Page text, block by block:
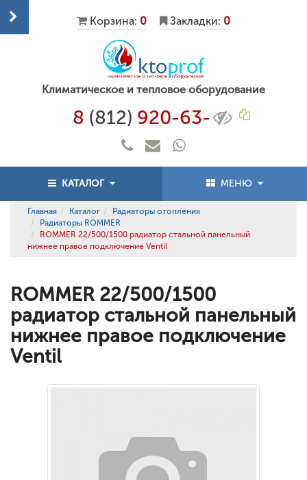
Корзина: 0 Закладки: 0
Климатическое и тепловое оборудование
8 (812) 920-63-
КАТАЛОГ МЕНЮ
Главная Каталог
Радиаторы отопления
Радиаторы ROMMER
ROMMER 22/500/1500 радиатор стальной панельный
нижнее правое подключение Ventil
ROMMER 22/500/1500
радиатор стальной панельный
нижнее правое подключение
Ventil